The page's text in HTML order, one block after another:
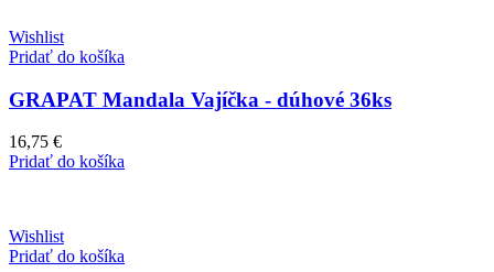
Wishlist
Pridať do košíka
GRAPAT Mandala Vajíčka - dúhové 36ks
16,75 €
Pridať do košíka
Wishlist
Pridať do košíka